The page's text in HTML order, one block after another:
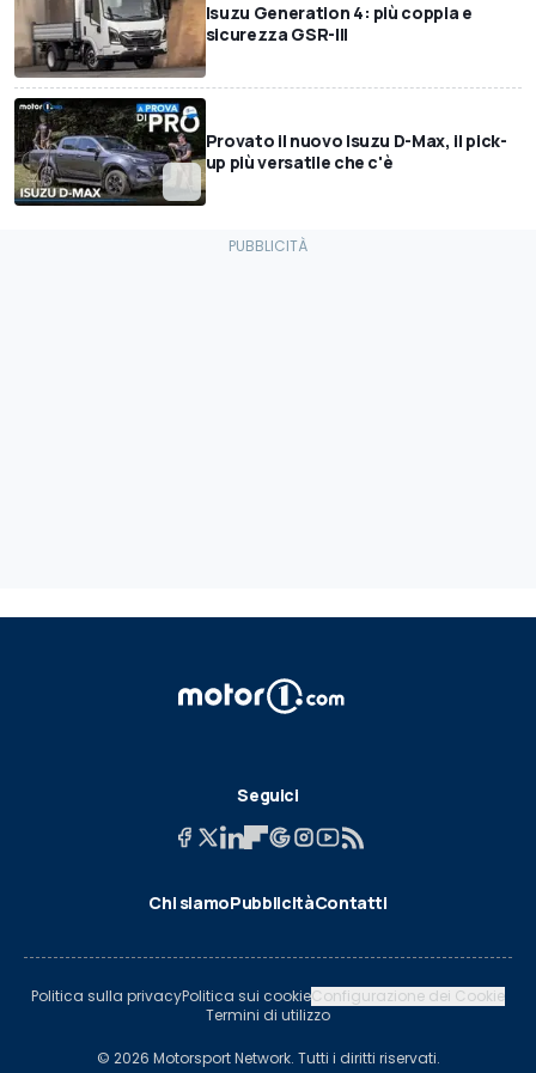
Isuzu Generation 4: più coppia e
sicurezza GSR-III
Provato il nuovo Isuzu D-Max, il pick-
up più versatile che c'è
Seguici
Chi siamoPubblicitàContatti
Politica sulla privacyPolitica sui cookieConfigurazione dei Cookie
Termini di utilizzo
© 2026 Motorsport Network. Tutti i diritti riservati.